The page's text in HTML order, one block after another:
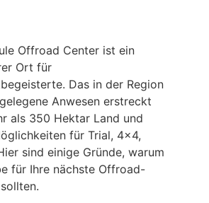
Offroad Center ist ein
Ort für
Das in der Region
Anwesen erstreckt
als 350 Hektar Land und
für Trial, 4×4,
sind einige Gründe, warum
für Ihre nächste Offroad-